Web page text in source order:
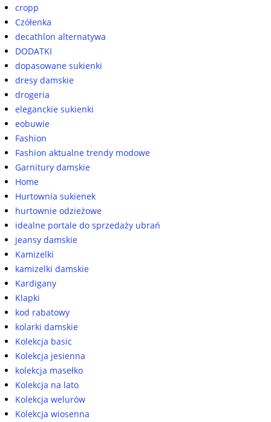
cropp
Czółenka
decathlon alternatywa
DODATKI
dopasowane sukienki
dresy damskie
drogeria
eleganckie sukienki
eobuwie
Fashion
Fashion aktualne trendy modowe
Garnitury damskie
Home
Hurtownia sukienek
hurtownie odzieżowe
idealne portale do sprzedaży ubrań
jeansy damskie
Kamizelki
kamizelki damskie
Kardigany
Klapki
kod rabatowy
kolarki damskie
Kolekcja basic
Kolekcja jesienna
kolekcja masełko
Kolekcja na lato
Kolekcja welurów
Kolekcja wiosenna